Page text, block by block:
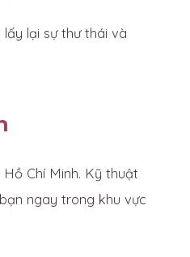
lại sự thư thái và
Hồ Chí Minh. Kỹ thuật
ngay trong khu vực